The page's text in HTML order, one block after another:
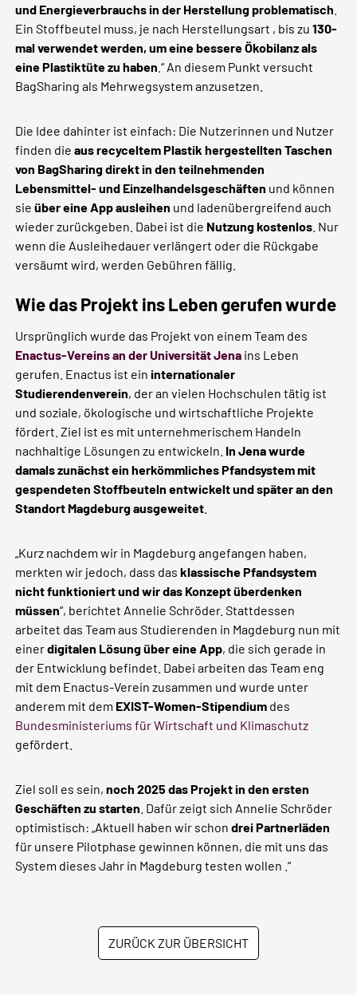
und Energieverbrauchs in der Herstellung problematisch
Ein Stoffbeutel muss, je nach Herstellungsart , bis zu130-
mal verwendet werden, um eine bessere Ökobilanz als
eine Plastiktüte zu haben .“ An diesem Punkt versucht
BagSharing als Mehrwegsystem anzusetzen.
Die Idee dahinter ist einfach: Die Nutzerinnen und Nutzer
finden dieaus recyceltem Plastik hergestellten Taschen
von BagSharing direkt in den teilnehmenden
Lebensmittel- und Einzelhandelsgeschäften und können
sieüber eine App ausleihen und ladenübergreifend auch
wieder zurückgeben. Dabei ist die Nutzung kostenlos . Nur
wenn die Ausleihedauer verlängert oder die Rückgabe
versäumt wird, werden Gebühren fällig.
Wie das Projekt ins Leben gerufen wurde
Ursprünglich wurde das Projekt von einem Team des
Enactus-Vereins an der Universität Jena ins Leben
gerufen. Enactus ist eininternationaler
Studierendenverein, der an vielen Hochschulen tätig ist
und soziale, ökologische und wirtschaftliche Projekte
fördert. Ziel ist es mit unternehmerischem Handeln
nachhaltige Lösungen zu entwickeln. In Jena wurde
damals zunächst ein herkömmliches Pfandsystem mit
gespendeten Stoffbeuteln entwickelt und später an den
Standort Magdeburg ausgeweitet
„Kurz nachdem wir in Magdeburg angefangen haben,
merkten wir jedoch, dass dasklassische Pfandsystem
nicht funktioniert und wir das Konzept überdenken
müssen“, berichtet Annelie Schröder. Stattdessen
arbeitet das Team aus Studierenden in Magdeburg nun mit
einerdigitalen Lösung über eine App, die sich gerade in
der Entwicklung befindet. Dabei arbeiten das Team eng
mit dem Enactus-Verein zusammen und wurde unter
anderem mit dem EXIST-Women-Stipendium des
Bundesministeriums für Wirtschaft und Klimaschutz
gefördert.
Ziel soll es sein,noch 2025 das Projekt in den ersten
Geschäften zu starten . Dafür zeigt sich Annelie Schröder
optimistisch: „Aktuell haben wir schondrei Partnerläden
für unsere Pilotphase gewinnen können, die mit uns das
System dieses Jahr in Magdeburg testen wollen .“
ZURÜCK ZUR ÜBERSICHT